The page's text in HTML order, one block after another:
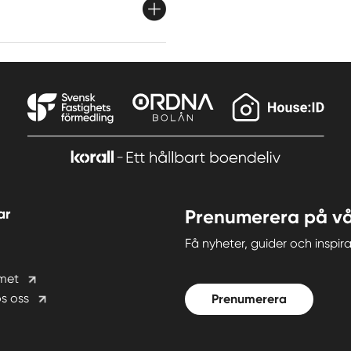
oss
Prenumerera på
Få nyheter, guider och
Prenumerera